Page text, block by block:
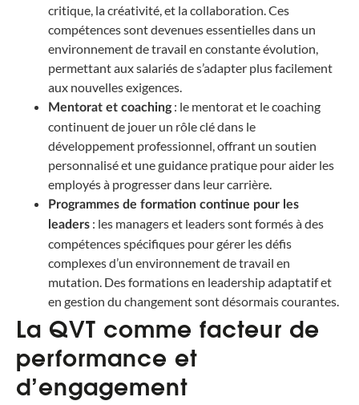
critique, la créativité, et la collaboration. Ces
compétences sont devenues essentielles dans un
environnement de travail en constante évolution,
permettant aux salariés de s’adapter plus facilement
aux nouvelles exigences.
Mentorat et coaching: le mentorat et le coaching
continuent de jouer un rôle clé dans le
développement professionnel, offrant un soutien
personnalisé et une guidance pratique pour aider les
employés à progresser dans leur carrière.
Programmes de formation continue pour les
leaders : les managers et leaders sont formés à des
compétences spécifiques pour gérer les défis
complexes d’un environnement de travail en
mutation. Des formations en leadership adaptatif et
en gestion du changement sont désormais courantes.
La QVT comme facteur de
performance et
d’engagement